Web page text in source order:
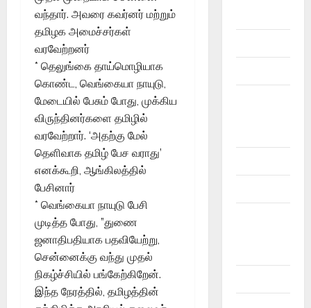
வந்தார். அவரை கவர்னர் மற்றும்
தமிழக அமைச்சர்கள்
வரவேற்றனர்
* தெலுங்கை தாய்மொழியாக
கொண்ட, வெங்கையா நாயுடு,
மேடையில் பேசும் போது, முக்கிய
விருந்தினர்களை தமிழில்
வரவேற்றார். ‘அதற்கு மேல்
தெளிவாக தமிழ் பேச வராது’
எனக்கூறி, ஆங்கிலத்தில்
பேசினார்
* வெங்கையா நாயுடு பேசி
முடித்த போது, ”துணை
ஜனாதிபதியாக பதவியேற்று,
சென்னைக்கு வந்து முதல்
நிகழ்ச்சியில் பங்கேற்கிறேன்.
இந்த நேரத்தில், தமிழத்தின்